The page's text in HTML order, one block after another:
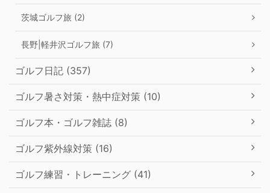
茨城ゴルフ旅 (2)
長野|軽井沢ゴルフ旅 (7)
ゴルフ日記 (357)
ゴルフ暑さ対策・熱中症対策 (10)
ゴルフ本・ゴルフ雑誌 (8)
ゴルフ紫外線対策 (16)
ゴルフ練習・トレーニング (41)